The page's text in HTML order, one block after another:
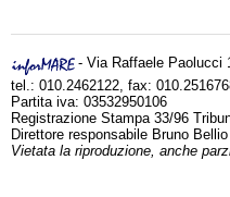
- Via Raffaele Paolucci
tel.: 010.2462122, fax:
Partita iva: 03532950106
Registrazione Stampa 33/96
Direttore responsabile Bruno Bellio
Vietata la riproduzione, anche